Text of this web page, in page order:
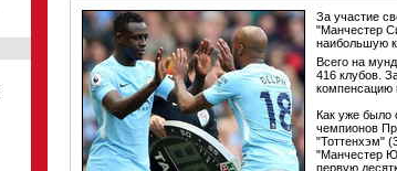
За участие
"Манчестер
наибольшую
Всего на
416 клубов.
компенсацию
Как уже было
чемпионов
"Тоттенхэм"
"Манчестер
первую